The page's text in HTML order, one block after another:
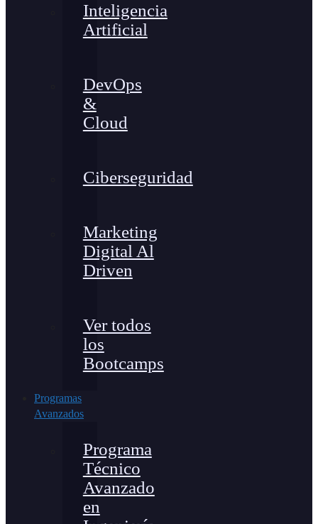
Inteligencia
Artificial
DevOps
&
Cloud
Ciberseguridad
Marketing
Digital Al
Driven
Ver todos
los
Bootcamps
Programas
Avanzados
Programa
Técnico
Avanzado
en